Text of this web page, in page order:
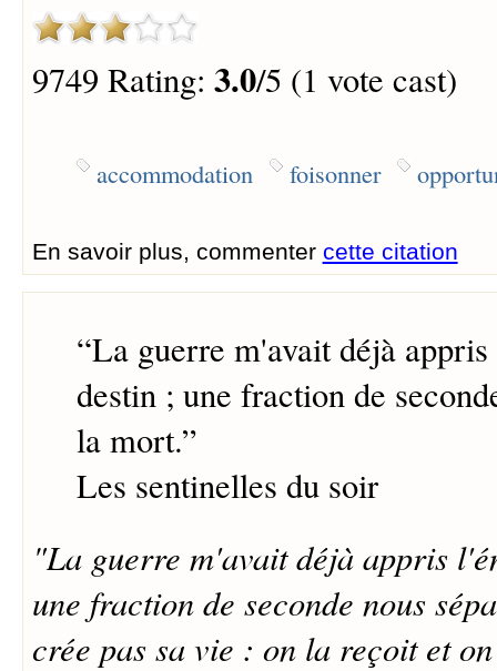
9749 Rating: 3.0/5 (1 vote cast)
accommodation foisonner
En savoir plus, commenter cette citation
“La guerre m'avait déjà
destin ; une fraction de
la mort.”
Les sentinelles du soir
"La guerre m'avait déjà appris
une fraction de seconde nous
crée pas sa vie : on la reçoit et